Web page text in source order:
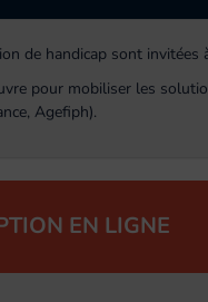
de handicap sont invitées
pour mobiliser les
Agefiph).
EN LIGNE